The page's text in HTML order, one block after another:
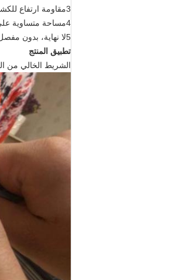
3مقاومة ارتفاع للكشط من السطح.
4مساحة متساوية على الجزء العلوي والسفلي من الحزام كما يتم طحن كل حزام إلى القياس، سمكة متساوية.
5لا نهاية، بدون مفصل جميع سطح الحزام هو نفسه.
تطبيق المنتج
الشريط الخالي من